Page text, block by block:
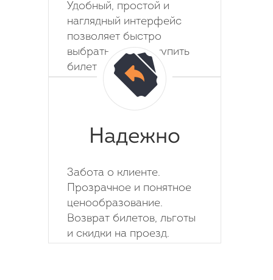
Удобный, простой и
наглядный интерфейс
позволяет быстро
выбрать место и купить
билет на автобус.
Надежно
Забота о клиенте.
Прозрачное и понятное
ценообразование.
Возврат билетов, льготы
и скидки на проезд.